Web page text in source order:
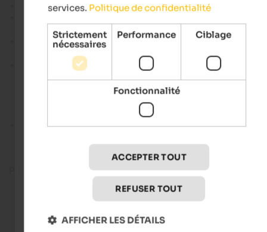
Précipitations faibles:en 24h jusqu'à 10 mm de
précipitations.
Précipitations intenses :en 24h, plus de 30 mm de
précipitations.
apportent des averses intenses. Sont souvent
accompagnés d'une forte activité d'éclairs, de violentes
de vent et parfois de grêle. En ce qui concerne les
précipitations, il faut tenir compte du fait que les
peuvent varier fortement au niveau local lors d'orages.
Danger de gel:Températures inférieures au point de
vallées. S'applique aux heures matinales de chaque jour.
South Tyrol Weather
Mountain weather
Weather in
services. Politique de confidentialité
Strictement
nécessaires
Performance Ciblage
Fonctionnalité
ACCEPTER TOUT
REFUSER TOUT
AFFICHER LES DÉTAILS